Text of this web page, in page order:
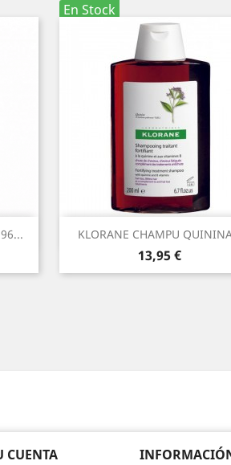
En Stock
KLORANE CHAMPU
Precio
13,95 €
 Vista rápida
CUENTA